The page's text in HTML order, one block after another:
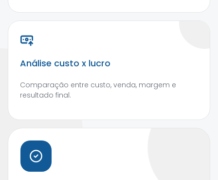
Análise custo x lucro
Comparação entre custo, venda, margem e
resultado final.